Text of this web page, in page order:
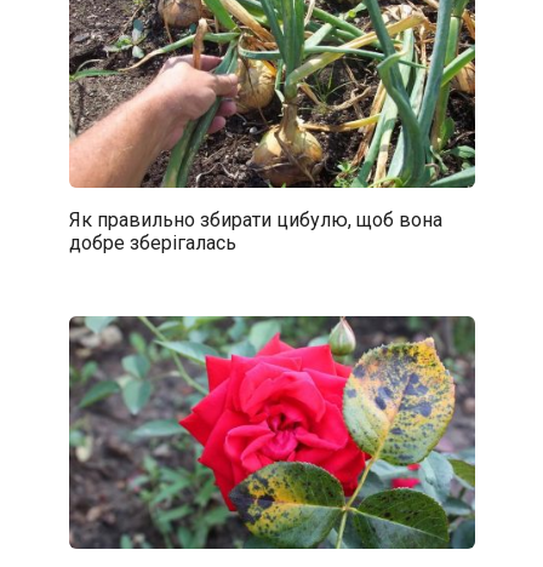
Як правильно збирати цибулю, щоб вона
добре зберігалась